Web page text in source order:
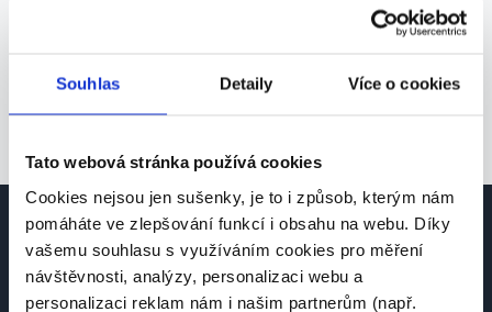
Souhlas Detaily Více o cookies
Tato webová stránka používá cookies
Cookies nejsou jen sušenky, je to i způsob, kterým nám
pomáháte ve zlepšování funkcí i obsahu na webu. Díky
vašemu souhlasu s využíváním cookies pro měření
návštěvnosti, analýzy, personalizaci webu a
personalizaci reklam nám i našim partnerům (např.
• Rozšiřte geografické vyhledávání